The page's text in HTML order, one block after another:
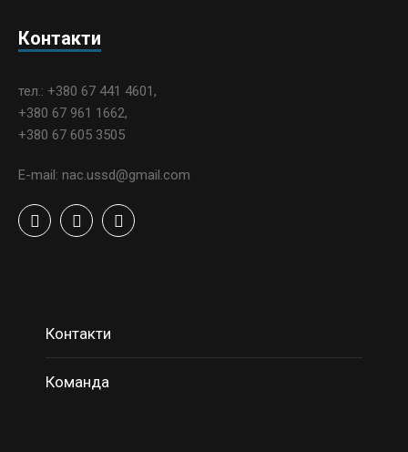
Контакти
тел.: +380 67 441 4601,
+380 67 961 1662,
+380 67 605 3505
E-mail: nac.ussd@gmail.com
Контакти
Команда